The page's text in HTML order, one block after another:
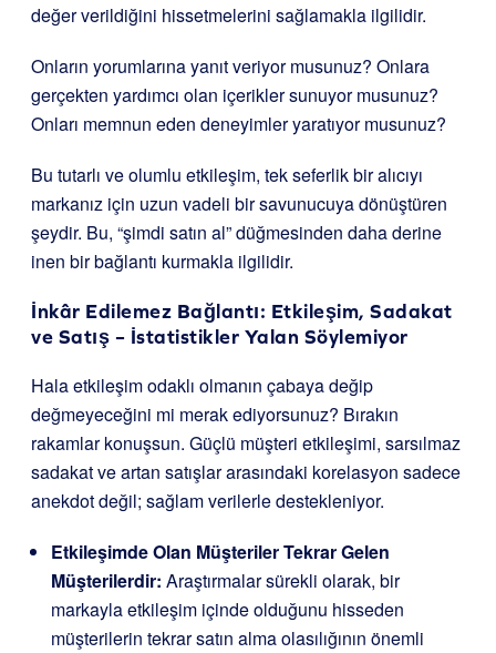
değer verildiğini hissetmelerini sağlamakla ilgilidir.
Onların yorumlarına yanıt veriyor musunuz? Onlara
gerçekten yardımcı olan içerikler sunuyor musunuz?
Onları memnun eden deneyimler yaratıyor musunuz?
Bu tutarlı ve olumlu etkileşim, tek seferlik bir alıcıyı
markanız için uzun vadeli bir savunucuya dönüştüren
şeydir. Bu, “şimdi satın al” düğmesinden daha derine
inen bir bağlantı kurmakla ilgilidir.
İnkâr Edilemez Bağlantı: Etkileşim, Sadakat
ve Satış – İstatistikler Yalan Söylemiyor
Hala etkileşim odaklı olmanın çabaya değip
değmeyeceğini mi merak ediyorsunuz? Bırakın
rakamlar konuşsun. Güçlü müşteri etkileşimi, sarsılmaz
sadakat ve artan satışlar arasındaki korelasyon sadece
anekdot değil; sağlam verilerle destekleniyor.
Etkileşimde Olan Müşteriler Tekrar Gelen
Müşterilerdir: Araştırmalar sürekli olarak, bir
markayla etkileşim içinde olduğunu hisseden
müşterilerin tekrar satın alma olasılığının önemli